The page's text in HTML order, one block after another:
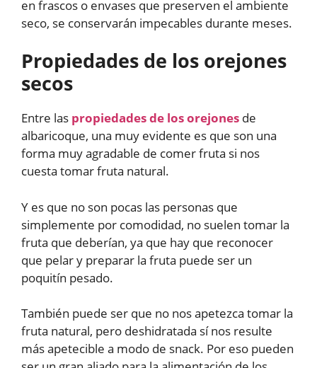
en frascos o envases que preserven el ambiente
seco, se conservarán impecables durante meses.
Propiedades de los orejones
secos
Entre las propiedades de los orejones de
albaricoque, una muy evidente es que son una
forma muy agradable de comer fruta si nos
cuesta tomar fruta natural.
Y es que no son pocas las personas que
simplemente por comodidad, no suelen tomar la
fruta que deberían, ya que hay que reconocer
que pelar y preparar la fruta puede ser un
poquitín pesado.
También puede ser que no nos apetezca tomar la
fruta natural, pero deshidratada sí nos resulte
más apetecible a modo de snack. Por eso pueden